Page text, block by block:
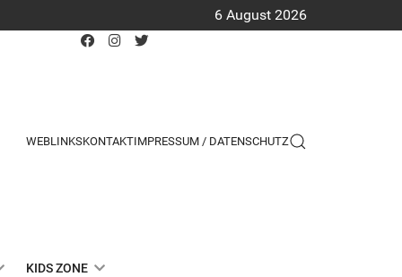
6 August 2026
WEBLINKSKONTAKTIMPRESSUM / DATENSCHUTZ
KIDS ZONE